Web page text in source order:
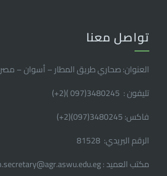
تواصل معنا
العنوان: صحاري طريق المطار – أسوان – مصر
تليفون : 3480245(097 )(2
+
)
فاكس: 3480245(097)(2
+
)
الرقم البريدي: 81528
مكتب العميد : dean.secretary@agr.aswu.edu.eg